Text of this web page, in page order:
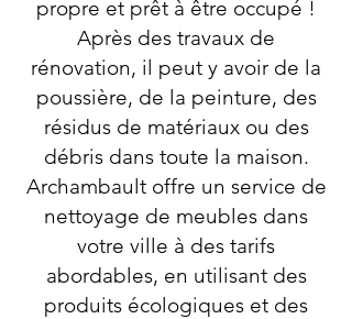
propre et prêt à être occupé !
Après des travaux de
rénovation, il peut y avoir de la
poussière, de la peinture, des
résidus de matériaux ou des
débris dans toute la maison.
Archambault offre un service de
nettoyage de meubles dans
votre ville à des tarifs
abordables, en utilisant des
produits écologiques et des